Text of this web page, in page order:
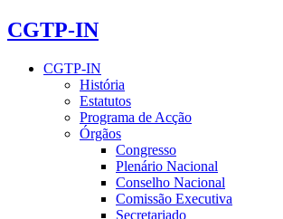
CGTP-IN
CGTP-IN
História
Estatutos
Programa de Acção
Órgãos
Congresso
Plenário Nacional
Conselho Nacional
Comissão Executiva
Secretariado